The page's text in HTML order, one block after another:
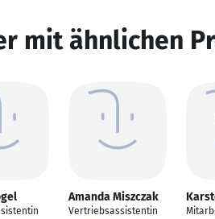
mit ähnlichen
Amanda Miszczak
Vertriebsassistentin